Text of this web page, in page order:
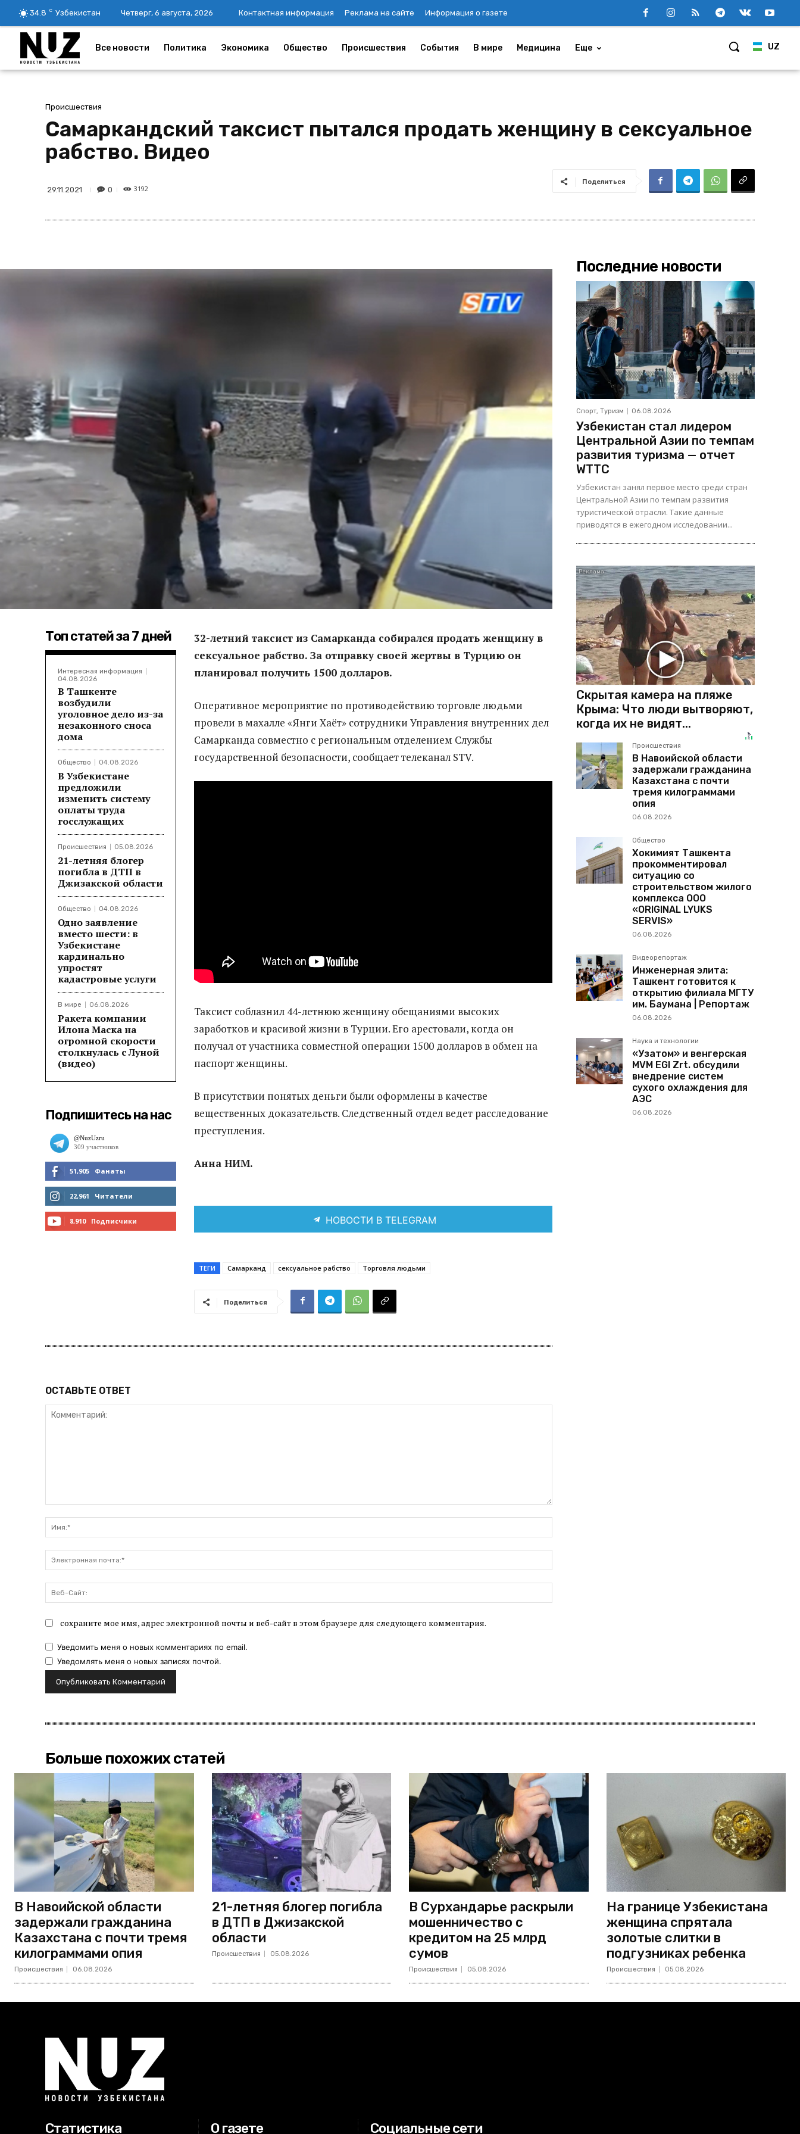
34.8 C Узбекистан Четверг, 6 августа, 2026 Контактная информация Реклама на сайте Информация о газете
UZ
Все новости Политика Экономика Общество Происшествия События В мире Медицина Еще
Происшествия
Самаркандский таксист пытался продать женщину в сексуальное
рабство. Видео
29.11.2021 0 3192
Поделиться
Топ статей за 7 дней
Интересная информация
04.08.2026
В Ташкенте
возбудили
уголовное дело из-за
незаконного сноса
дома
Общество 04.08.2026
В Узбекистане
предложили
изменить систему
оплаты труда
госслужащих
Происшествия 05.08.2026
21-летняя блогер
погибла в ДТП в
Джизакской области
Общество 04.08.2026
Одно заявление
вместо шести: в
Узбекистане
кардинально
упростят
кадастровые услуги
В мире 06.08.2026
Ракета компании
Илона Маска на
огромной скорости
столкнулась с Луной
(видео)
Подпишитесь на нас
51,905 Фанаты
МНЕ НРАВИТСЯ
22,961 Читатели
8,910 Подписчики
32-летний таксист из Самарканда собирался продать женщину в
сексуальное рабство. За отправку своей жертвы в Турцию он
планировал получить 1500 долларов.
Оперативное мероприятие по противодействию торговле людьми
провели в махалле «Янги Хаёт» сотрудники Управления внутренних дел
Самарканда совместно с региональным отделением Службы
государственной безопасности, сообщает телеканал STV.
Таксист соблазнил 44-летнюю женщину обещаниями высоких
заработков и красивой жизни в Турции. Его арестовали, когда он
получал от участника совместной операции 1500 долларов в обмен на
паспорт женщины.
В присутствии понятых деньги были оформлены в качестве
вещественных доказательств. Следственный отдел ведет расследование
преступления.
Анна НИМ.
НОВОСТИ В TELEGRAM
ТЕГИ Самарканд сексуальное рабство Торговля людьми
Поделиться
ОСТАВЬТЕ ОТВЕТ
почта:*
Сайт:
сохраните мое имя, адрес электронной почты и веб-сайт в этом браузере для следующего комментария.
Уведомить меня о новых комментариях по email.
Уведомлять меня о новых записях почтой.
Последние новости
Спорт, Туризм 06.08.2026
Узбекистан стал лидером
Центральной Азии по темпам
развития туризма — отчет
WTTC
Узбекистан занял первое место среди стран
Центральной Азии по темпам развития
туристической отрасли. Такие данные
приводятся в ежегодном исследовании...
Скрытая камера на пляже
Крыма: Что люди вытворяют,
когда их не видят...
Происшествия
В Навоийской области
задержали гражданина
Казахстана с почти
тремя килограммами
опия
06.08.2026
Общество
Хокимият Ташкента
прокомментировал
ситуацию со
строительством жилого
комплекса ООО
«ORIGINAL LYUKS
SERVIS»
06.08.2026
Видеорепортаж
Инженерная элита:
Ташкент готовится к
открытию филиала МГТУ
им. Баумана | Репортаж
06.08.2026
Наука и технологии
«Узатом» и венгерская
MVM EGI Zrt. обсудили
внедрение систем
сухого охлаждения для
АЭС
06.08.2026
Больше похожих статей
В Навоийской области
задержали гражданина
Казахстана с почти тремя
килограммами опия
Происшествия 06.08.2026
21-летняя блогер погибла
в ДТП в Джизакской
области
Происшествия 05.08.2026
В Сурхандарье раскрыли
мошенничество с
кредитом на 25 млрд
сумов
Происшествия 05.08.2026
На границе Узбекистана
женщина спрятала
золотые слитки в
подгузниках ребенка
Происшествия 05.08.2026
Статистика О газете Социальные сети